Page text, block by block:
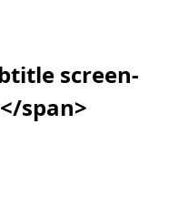
screen-
span>